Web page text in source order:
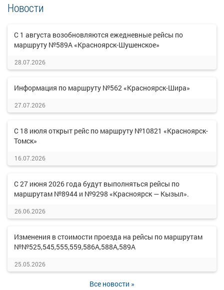
Новости
С 1 августа возобновляются ежедневные рейсы по
маршруту №589А «Красноярск-Шушенское»
28.07.2026
Информация по маршруту №562 «Красноярск-Шира»
27.07.2026
С 18 июля открыт рейс по маршруту №10821 «Красноярск-
Томск»
16.07.2026
С 27 июня 2026 года будут выполняться рейсы по
маршрутам №8944 и №9298 «Красноярск — Кызыл».
26.06.2026
Изменения в стоимости проезда на рейсы по маршрутам
№№525,545,555,559,586А,588А,589А
25.05.2026
Все новости »